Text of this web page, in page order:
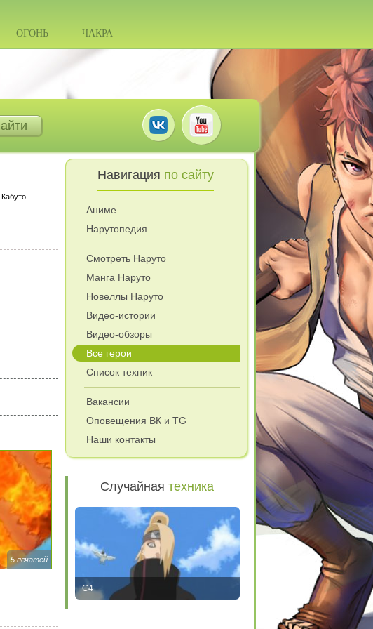
ОГОНЬ ЧАКРА
Кабуто.
5 печатей
Навигация по сайту
Аниме
Нарутопедия
Смотреть Наруто
Манга Наруто
Новеллы Наруто
Видео-истории
Видео-обзоры
Все герои
Список техник
Вакансии
Оповещения ВК и TG
Наши контакты
Случайнаятехника
C4